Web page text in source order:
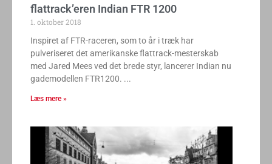
flattrack’eren Indian FTR 1200
1. oktober 2018
Inspiret af FTR-raceren, som to år i træk har
pulveriseret det amerikanske flattrack-mesterskab
med Jared Mees ved det brede styr, lancerer Indian nu
gademodellen FTR1200.
Læs mere »